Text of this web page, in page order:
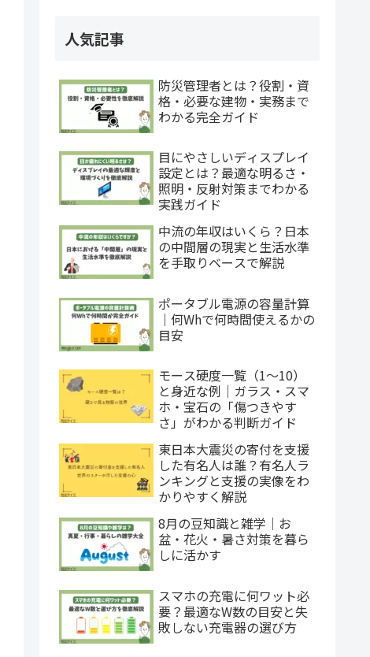
人気記事
防災管理者とは？役割・資
格・必要な建物・実務まで
わかる完全ガイド
目にやさしいディスプレイ
設定とは？最適な明るさ・
照明・反射対策までわかる
実践ガイド
中流の年収はいくら？日本
の中間層の現実と生活水準
を手取りベースで解説
ポータブル電源の容量計算
｜何Whで何時間使えるかの
目安
モース硬度一覧（1〜10）
と身近な例｜ガラス・スマ
ホ・宝石の「傷つきやす
さ」がわかる判断ガイド
東日本大震災の寄付を支援
した有名人は誰？有名人ラ
ンキングと支援の実像をわ
かりやすく解説
8月の豆知識と雑学｜お
盆・花火・暑さ対策を暮ら
しに活かす
スマホの充電に何ワット必
要？最適なW数の目安と失
敗しない充電器の選び方